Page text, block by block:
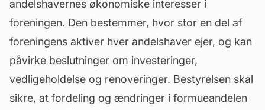
andelshavernes økonomiske interesser i
foreningen. Den bestemmer, hvor stor en del af
foreningens aktiver hver andelshaver ejer, og kan
påvirke beslutninger om investeringer,
vedligeholdelse og renoveringer. Bestyrelsen skal
sikre, at fordeling og ændringer i formueandelen